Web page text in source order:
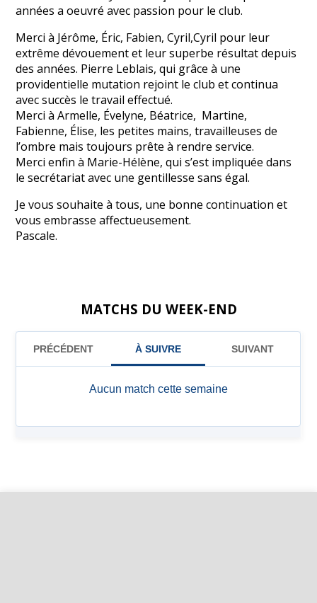
années a oeuvré avec passion pour le club.
Merci à Jérôme, Éric, Fabien, Cyril,Cyril pour leur
extrême dévouement et leur superbe résultat depuis
des années. Pierre Leblais, qui grâce à une
providentielle mutation rejoint le club et continua
avec succès le travail effectué.
Merci à Armelle, Évelyne, Béatrice, Martine,
Fabienne, Élise, les petites mains, travailleuses de
l’ombre mais toujours prête à rendre service.
Merci enfin à Marie-Hélène, qui s’est impliquée dans
le secrétariat avec une gentillesse sans égal.
Je vous souhaite à tous, une bonne continuation et
vous embrasse affectueusement.
Pascale.
MATCHS DU WEEK-END